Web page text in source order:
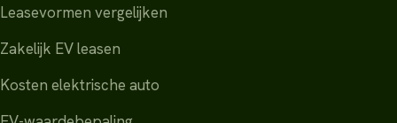
Leasevormen vergelijken
Zakelijk EV leasen
Kosten elektrische auto